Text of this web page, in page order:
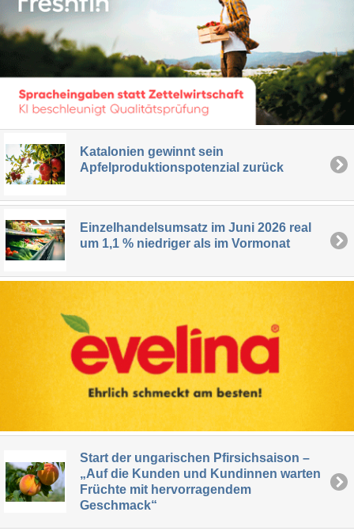
Katalonien gewinnt sein
Apfelproduktionspotenzial zurück
Einzelhandelsumsatz im Juni 2026 real
um 1,1 % niedriger als im Vormonat
Start der ungarischen Pfirsichsaison –
„Auf die Kunden und Kundinnen warten
Früchte mit hervorragendem
Geschmack“